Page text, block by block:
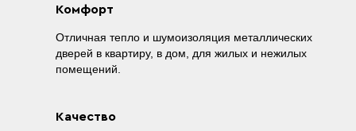
Комфорт
Отличная тепло и шумоизоляция металлических
дверей в квартиру, в дом, для жилых и нежилых
помещений.
Качество